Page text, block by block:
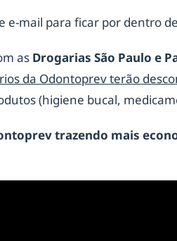
e-mail para ficar por dentro
as Drogarias São Paulo e
da Odontoprev terão
(higiene bucal,
trazendo mais